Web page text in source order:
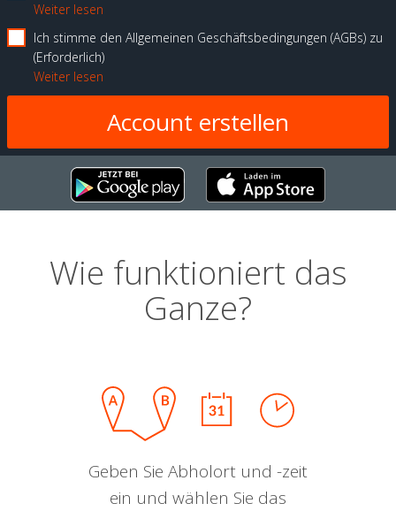
Weiter lesen
Ich stimme den Allgemeinen Geschäftsbedingungen (AGBs) zu
Erforderlich
Weiter lesen
Wie funktioniert das
Ganze?
Geben Sie Abholort und -zeit
ein und wählen Sie das